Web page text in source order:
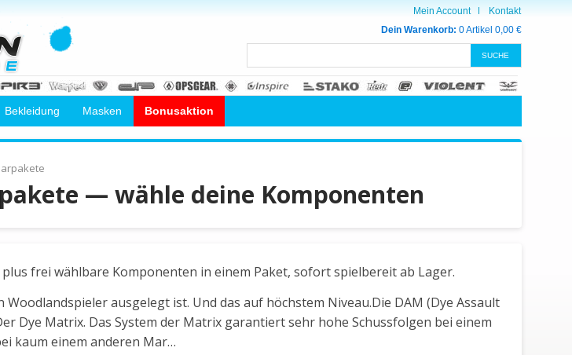
Mein Account
Kontakt
Dein Warenkorb: 0 Artikel 0,00 €
Bekleidung Masken Bonusaktion
— wähle deine Komponenten
frei wählbare Komponenten in einem Paket, sofort spielbereit ab Lager.
ausgelegt ist. Und das auf höchstem Niveau.Die DAM (Dye Assault
Dye Matrix. Das System der Matrix garantiert sehr hohe Schussfolgen bei einem
kaum einem anderen Mar…